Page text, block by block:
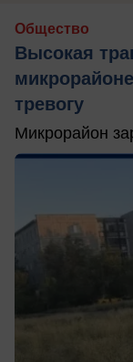
Общество
Высокая
тревогу
Микрорайон